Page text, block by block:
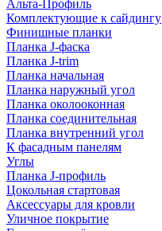
Альта-Профиль
Комплектующие к сайдингу
Финишные планки
Планка J-фаска
Планка J-trim
Планка начальная
Планка наружный угол
Планка околооконная
Планка соединительная
Планка внутренний угол
К фасадным панелям
Углы
Планка J-профиль
Цокольная стартовая
Аксессуары для кровли
Уличное покрытие